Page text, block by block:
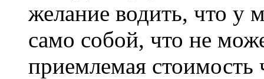
желание водить, что у
само собой, что не
приемлемая